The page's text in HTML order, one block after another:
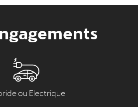
ou Electrique